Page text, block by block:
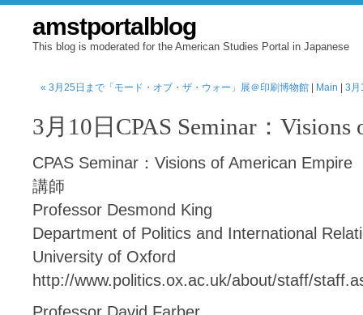
amstportalblog
This blog is moderated for the American Studies Portal in Japanese
« 3月25日まで「モード・オブ・ザ・ウォー」展＠印刷博物館 Main 3月
3月10日CPAS Seminar：Visions
CPAS Seminar：Visions of American Empire
講師
Professor Desmond King
Department of Politics and International
University of Oxford
http://www.politics.ox.ac.uk/about/staff/